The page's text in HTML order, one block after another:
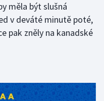
měla být slušná
v deváté minutě poté,
pak zněly na kanadské